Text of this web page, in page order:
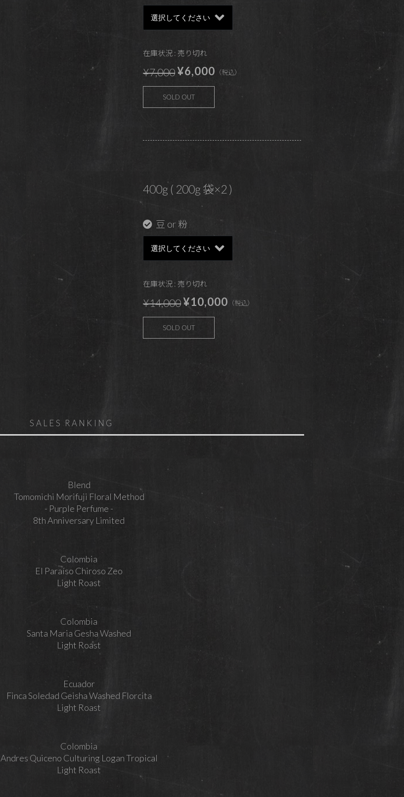
在庫状況 : 売り切れ
¥7,000¥6,000 （税込）
SOLD OUT
400g ( 200g 袋×2 )
豆 or 粉
在庫状況 : 売り切れ
¥14,000¥10,000 （税込）
SOLD OUT
SALES RANKING
Blend
Tomomichi Morifuji Floral Method
- Purple Perfume -
8th Anniversary Limited
Colombia
El Paraíso Chiroso Zeo
Light Roast
Colombia
Santa Maria Gesha Washed
Light Roast
Ecuador
Finca Soledad Geisha Washed Florcita
Light Roast
Colombia
Andres Quiceno Culturing Logan Tropical
Light Roast